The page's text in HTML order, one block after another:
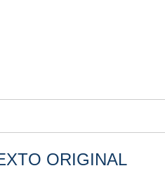
ORIGINAL